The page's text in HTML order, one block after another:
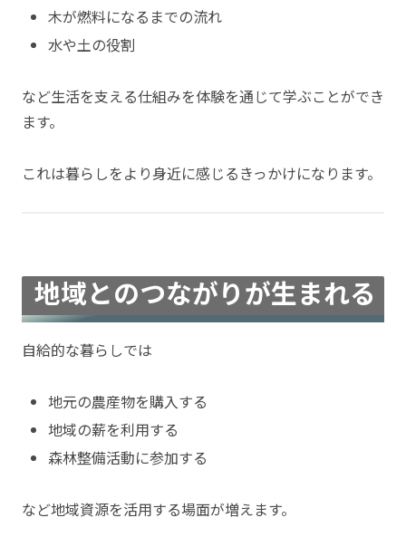
木が燃料になるまでの流れ
水や土の役割
など生活を支える仕組みを体験を通じて学ぶことができ
ます。
これは暮らしをより身近に感じるきっかけになります。
地域とのつながりが生まれる
自給的な暮らしでは
地元の農産物を購入する
地域の薪を利用する
森林整備活動に参加する
など地域資源を活用する場面が増えます。